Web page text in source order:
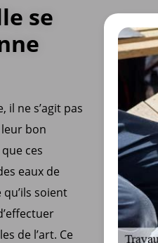
se
il ne s’agit pas
bon
ces
eaux de
soient
de l’art. Ce